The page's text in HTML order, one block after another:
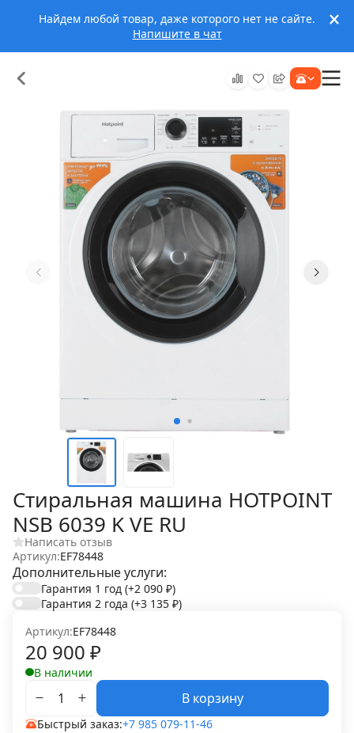
Найдем любой товар, даже которого нет не сайте.
Напишите в чат
Стиральная машина HOTPOINT
NSB 6039 K VE RU
Написать отзыв
Артикул:EF78448
Дополнительные услуги:
Гарантия 1 год (+2 090 ₽)
Гарантия 2 года (+3 135 ₽)
Артикул:EF78448
20 900 ₽
В наличии
В корзину
Быстрый заказ:+7 985 079-11-46